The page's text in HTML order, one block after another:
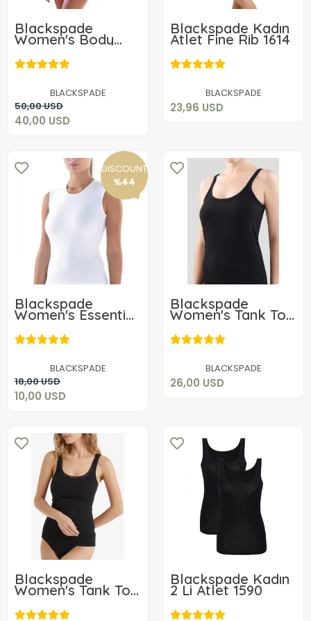
Blackspade
Women's Body
Control Corset
1478
BLACKSPADE
50,00 USD
40,00 USD
40,00 USD
Add to cart
Blackspade Kadın
Atlet Fine Rib 1614
BLACKSPADE
23,96 USD
23,96 USD
DISCOUNT
%44
Blackspade
Women's Essential
Tank Top 1709
BLACKSPADE
18,00 USD
10,00 USD
10,00 USD
Add to cart
Blackspade
Women's Tank Top
Essential 1708
BLACKSPADE
26,00 USD
26,00 USD
Blackspade
Women's Tank Top
Elegance 1364
26,00 USD
Blackspade Kadın
2 Li Atlet 1590
35,16 USD